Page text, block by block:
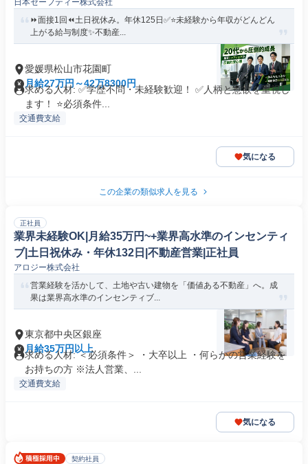
日本セーフティー株式会社
⏩面接1回⏪土日祝休み。年休125日✅️⭐️未経験から年収がどんどん
上がる給与制度✨不動産...
愛媛県松山市花園町
月給27万円～42万8300円
求める人材: ✅️学歴不問・未経験歓迎！ ✅️人柄と意欲を重視し
ます！ ⭐必須条件...
交通費支給
気になる
この企業の類似求人を見る
正社員
業界未経験OK|月給35万円~+業界高水準のインセンティ
ブ|土日祝休み・年休132日|不動産営業|正社員
アロジー株式会社
営業経験を活かして、土地や古い建物を「価値ある不動産」へ。成
果は業界高水準のインセンティブ...
東京都中央区銀座
月給35万円以上
求める人材: ＜必須条件＞ ・大卒以上 ・何らかの営業経験を
お持ちの方 ※法人営業、...
交通費支給
気になる
契約社員